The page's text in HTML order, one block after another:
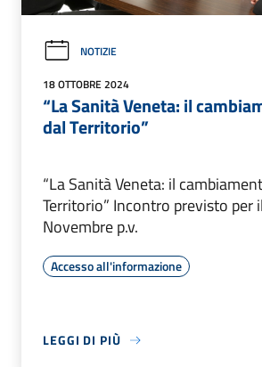
NOTIZIE
18 OTTOBRE 2024
“La Sanità Veneta: il
dal Territorio”
“La Sanità Veneta: il
Territorio” Incontro previsto per
Novembre p.v.
Accesso all'informazione
LEGGI DI PIÙ